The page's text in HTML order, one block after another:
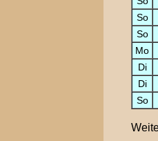
So
So
Mo
Di
Di
So